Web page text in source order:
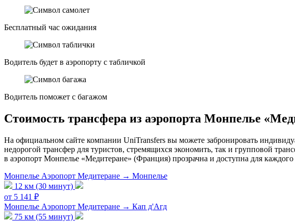
Бесплатный час ожидания
Водитель будет в аэропорту с табличкой
Водитель поможет с багажом
Стоимость трансфера из аэропорта Монпелье
На официальном сайте компании UniTransfers вы можете забронировать
недорогой трансфер для туристов, стремящихся экономить, так и групповой
в аэропорт Монпелье «Медитеране» (Франция) прозрачна и доступна для каждого
Монпелье Аэропорт Медитеране → Монпелье
12 км (30 минут)
от 5 141 ₽
Монпелье Аэропорт Медитеране → Кап д'Агд
75 км (55 минут)